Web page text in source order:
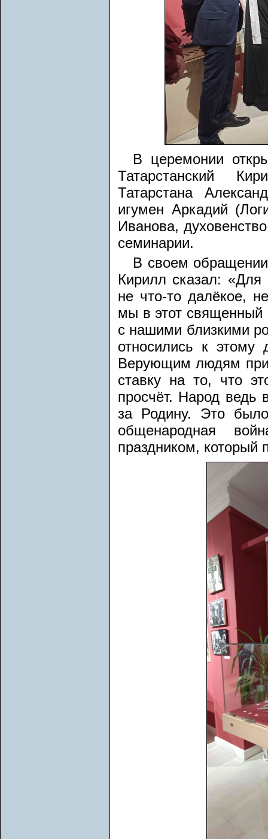
В церемонии
Татарстанский
Татарстана
игумен Аркадий
Иванова,
семинарии.
В своем обращении
Кирилл сказал:
не что-то далёкое,
мы в этот
с нашими близкими
относились к
Верующим людям
ставку на то, что
просчёт. Народ ведь
за Родину. Это было
общенародная
праздником, который